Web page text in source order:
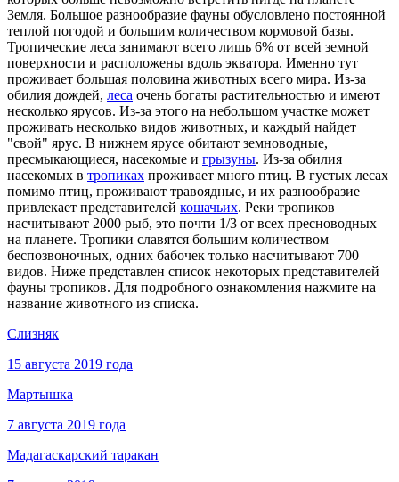
Земля. Большое разнообразие фауны обусловлено постоянной
теплой погодой и большим количеством кормовой базы.
Тропические леса занимают всего лишь 6% от всей земной
поверхности и расположены вдоль экватора. Именно тут
проживает большая половина животных всего мира. Из-за
обилия дождей, леса очень богаты растительностью и имеют
несколько ярусов. Из-за этого на небольшом участке может
проживать несколько видов животных, и каждый найдет
"свой" ярус. В нижнем ярусе обитают земноводные,
пресмыкающиеся, насекомые и грызуны. Из-за обилия
насекомых в тропиках проживает много птиц. В густых лесах
помимо птиц, проживают травоядные, и их разнообразие
привлекает представителей кошачьих. Реки тропиков
насчитывают 2000 рыб, это почти 1/3 от всех пресноводных
на планете. Тропики славятся большим количеством
беспозвоночных, одних бабочек только насчитывают 700
видов. Ниже представлен список некоторых представителей
фауны тропиков. Для подробного ознакомления нажмите на
название животного из списка.
Слизняк
15 августа 2019 года
Мартышка
7 августа 2019 года
Мадагаскарский таракан